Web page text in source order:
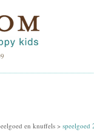
en knuffels> speelgoed